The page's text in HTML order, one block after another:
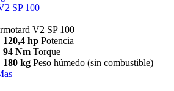
SP 100
V2 SP 100
120,4 hp Potencia
94 Nm Torque
180 kg Peso húmedo (sin combustible)